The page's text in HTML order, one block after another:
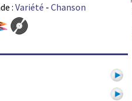
: Variété - Chanson